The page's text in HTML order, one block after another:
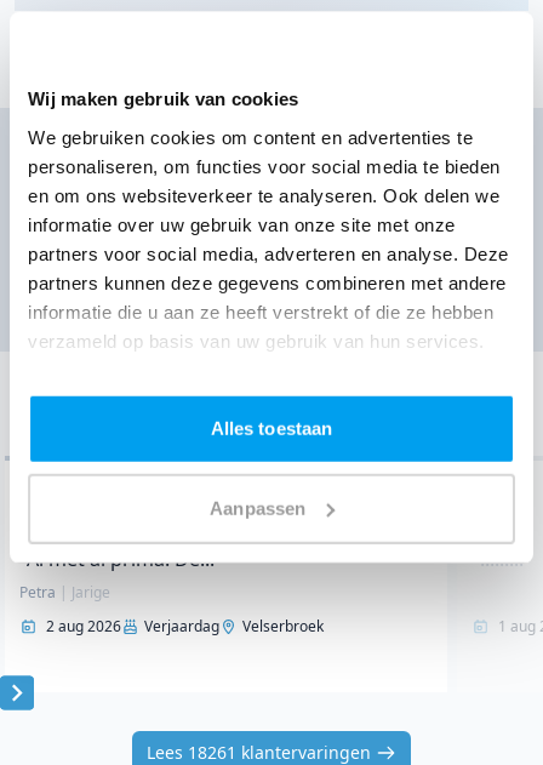
Wij maken gebruik van cookies
We gebruiken cookies om content en advertenties te
personaliseren, om functies voor social media te bieden
en om ons websiteverkeer te analyseren. Ook delen we
informatie over uw gebruik van onze site met onze
partners voor social media, adverteren en analyse. Deze
partners kunnen deze gegevens combineren met andere
informatie die u aan ze heeft verstrekt of die ze hebben
verzameld op basis van uw gebruik van hun services.
Alles toestaan
Aanpassen
DJ huren voor jouw feest?
Ontvang direct prijzen per WhatsApp of sms
Ga naar prijzen
Onze klantervaringen
Bekijk de laatste 10 van 18261 klantervaringen
7.7 / 10
"Al met al prima. De..."
Petra | Jarige
2 aug 2026
Verjaardag Velserbroek
"........."
1 aug
Item
Lees 18261 klantervaringen